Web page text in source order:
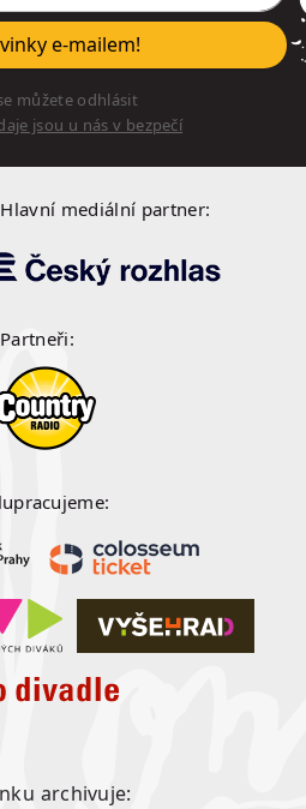
e-mailem!
můžete odhlásit
jsou u nás v bezpečí
Hlavní mediální partner:
Partneři:
archivuje: